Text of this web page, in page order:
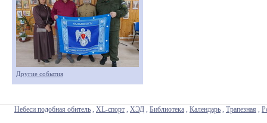
Другие события
Небеси подобная обитель , XL-спорт , ХЭД , Библиотека , Календарь , Трапезная ,